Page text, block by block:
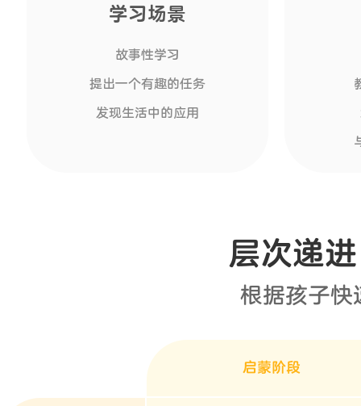
学习场景
故事性学习
提出一个有趣的任务
发现生活中的应用